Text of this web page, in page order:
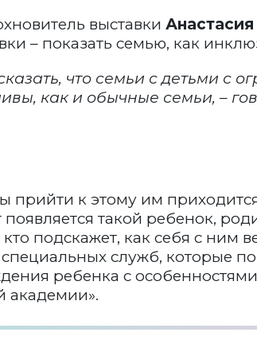
выставки
– показать семью, как
что семьи с детьми с
как и обычные семьи, –
прийти к этому им
появляется такой ребенок,
подскажет, как себя с ним
служб, которые
ребенка с
академии».